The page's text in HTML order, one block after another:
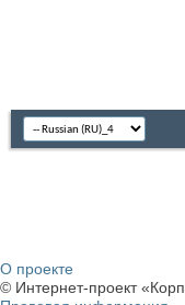
О проекте
© Интернет-проект